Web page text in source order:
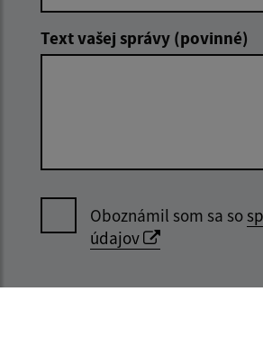
Text vašej správy (povinné)
Oboznámil som sa so
údajov